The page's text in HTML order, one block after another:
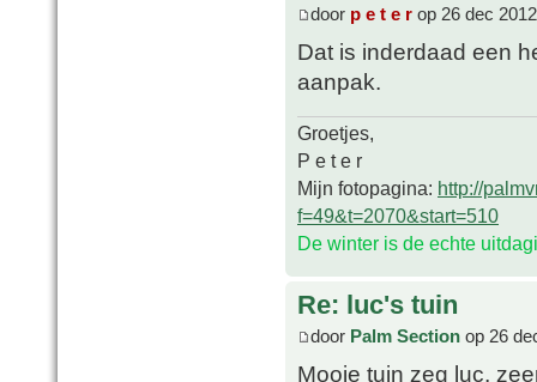
door p e t e r op 26 dec
Dat is inderdaad een
aanpak.
Groetjes,
P e t e r
Mijn fotopagina: http://
f=49&t=2070&start=510
De winter is de echte
Re: luc's tuin
door Palm Section op 26
Mooie tuin zeg luc,